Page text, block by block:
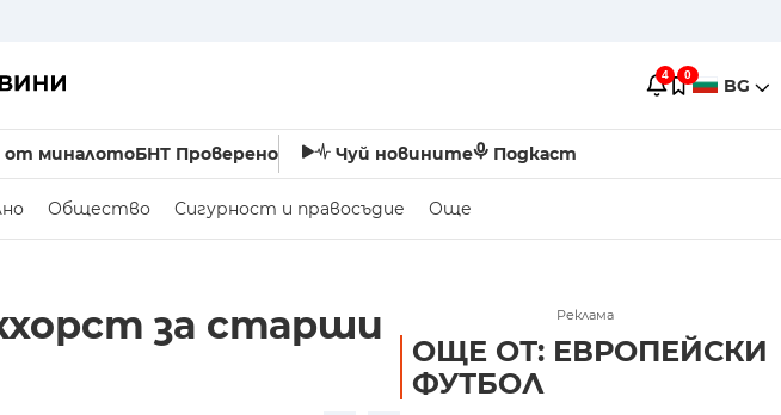
4 0 BG
от миналотоБНТ Проверено Чуй новините Подкаст
Общество Сигурност и правосъдие Още
за старши
Реклама
ОЩЕ ОТ: ЕВРОПЕЙСКИ
ФУТБОЛ